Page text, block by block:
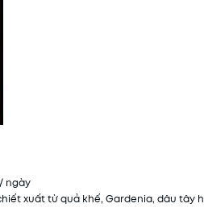
ngày
xuất từ quả khế, Gardenia, dâu tây